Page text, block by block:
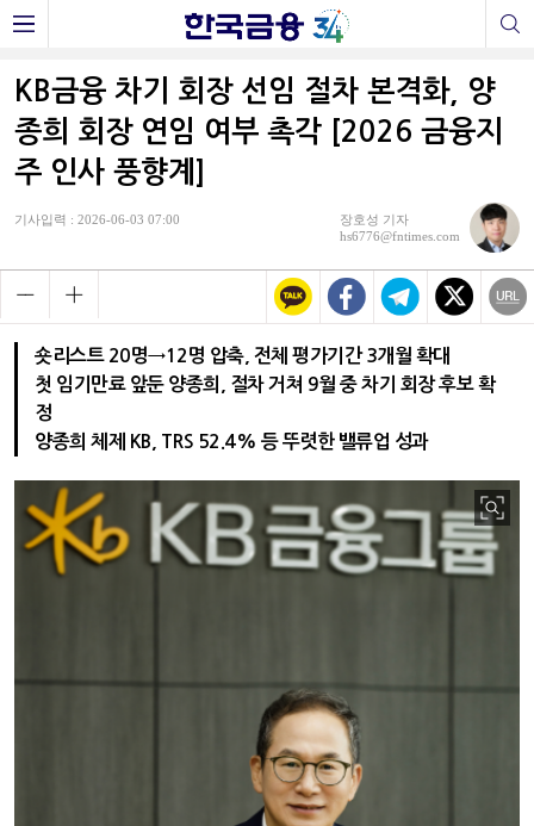
KB금융 차기 회장 선임 절차 본격화, 양
종희 회장 연임 여부 촉각 [2026 금융지
주 인사 풍향계]
기사입력 : 2026-06-03 07:00
장호성 기자
hs6776@fntimes.com
숏리스트 20명→12명 압축, 전체 평가기간 3개월 확대
첫 임기만료 앞둔 양종희, 절차 거쳐 9월 중 차기 회장 후보 확
정
양종희 체제 KB, TRS 52.4% 등 뚜렷한 밸류업 성과